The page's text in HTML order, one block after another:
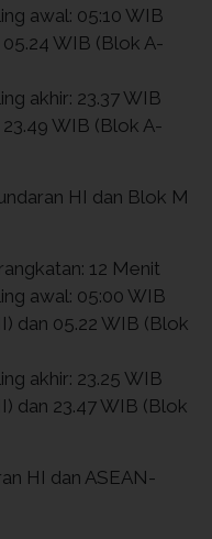
awal: 05:10 WIB
WIB (Blok A-
akhir: 23.37 WIB
WIB (Blok A-
HI dan Blok M
12 Menit
awal: 05:00 WIB
dan 05.22 WIB (Blok
akhir: 23.25 WIB
dan 23.47 WIB (Blok
HI dan ASEAN-